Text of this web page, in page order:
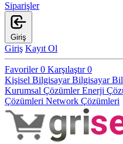
Siparişler
Giriş
Giriş Kayıt Ol
Favoriler0 Karşılaştır0
Kişisel BilgisayarBilgisayar
Kurumsal ÇözümlerEnerji
Çözümleri Network Çözümleri